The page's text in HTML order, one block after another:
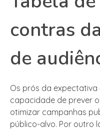
contras
de
Os prós da expectativa
capacidade de prever
otimizar campanhas
público-alvo. Por outro